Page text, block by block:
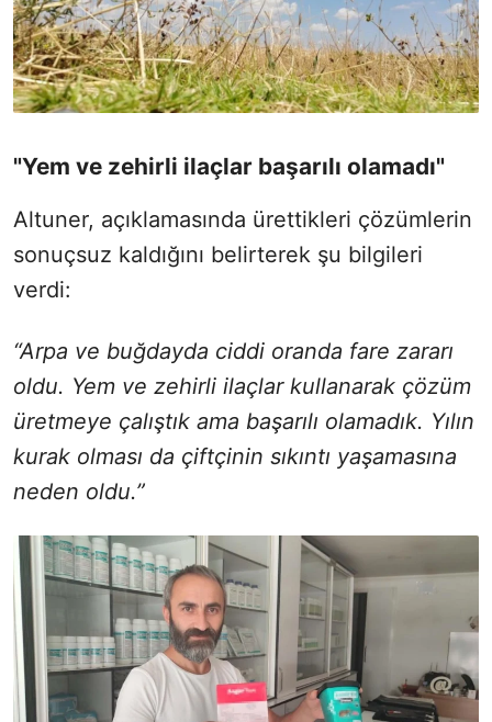
"Yem ve zehirli ilaçlar başarılı olamadı"
Altuner, açıklamasında ürettikleri çözümlerin
sonuçsuz kaldığını belirterek şu bilgileri
verdi:
“Arpa ve buğdayda ciddi oranda fare zararı
oldu. Yem ve zehirli ilaçlar kullanarak çözüm
üretmeye çalıştık ama başarılı olamadık. Yılın
kurak olması da çiftçinin sıkıntı yaşamasına
neden oldu.”